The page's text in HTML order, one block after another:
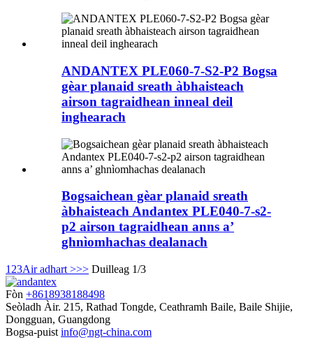
ANDANTEX PLE060-7-S2-P2 Bogsa
gèar planaid sreath àbhaisteach
airson tagraidhean inneal deil
inghearach
Bogsaichean gèar planaid sreath
àbhaisteach Andantex PLE040-7-s2-
p2 airson tagraidhean anns a’
ghnìomhachas dealanach
1 23Air adhart >>> Duilleag 1/3
Fòn +8618938188498
Seòladh Àir. 215, Rathad Tongde, Ceathramh Baile, Baile Shijie,
Dongguan, Guangdong
Bogsa-puist info@ngt-china.com